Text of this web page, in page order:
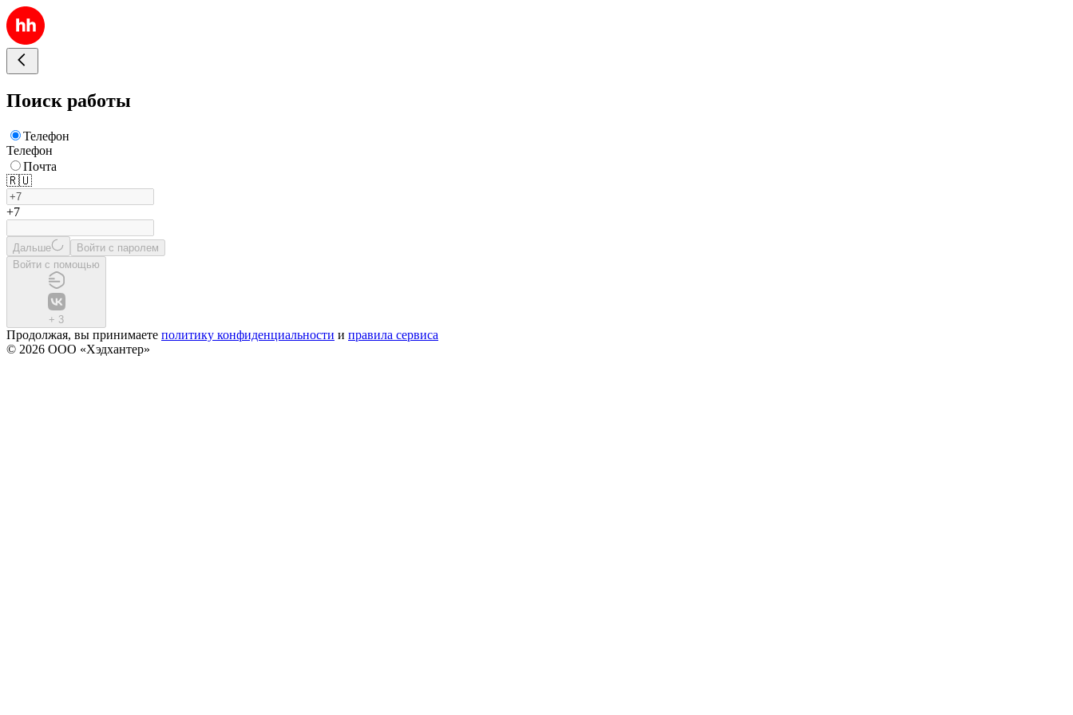
Поиск работы
Телефон
Телефон
Почта
🇷🇺
+7
Дальше
Войти с паролем
Войти с помощью
+ 3
Продолжая, вы принимаете политику конфиденциальности и правила сервиса
© 2026 ООО «Хэдхантер»